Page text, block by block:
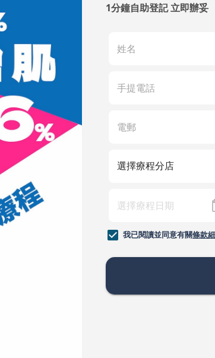
1分鐘自助登記 立即辦妥
我已閱讀並同意有關條款